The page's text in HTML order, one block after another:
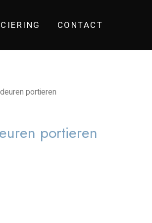
CONTACT
portieren
portieren